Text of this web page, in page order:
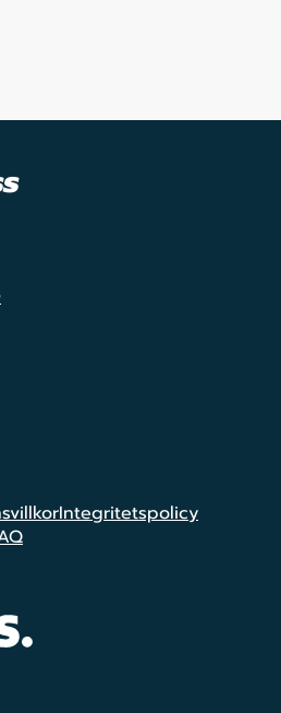
Integritetspolicy